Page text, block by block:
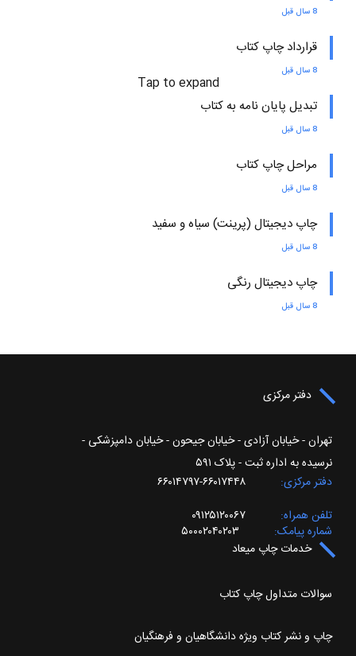
Tap to expand
8 سال قبل
قرارداد چاپ کتاب
8 سال قبل
تبدیل پایان نامه به کتاب
8 سال قبل
مراحل چاپ کتاب
8 سال قبل
چاپ دیجیتال (پرینت) سیاه و سفید
8 سال قبل
چاپ دیجیتال رنگی
8 سال قبل
دفتر مرکزی
تهران - خیابان آزادی - خیابان جیحون - خیابان دامپزشکی -
نرسیده به اداره ثبت - پلاک ۵۹۱
دفتر مرکزی
۶۶۰۱۷۴۴۸-۶۶۰۱۴۷۹۷
تلفن همراه
۰۹۱۲۵۱۲۰۰۶۷
شماره پیامک
۵۰۰۰۲۰۴۰۲۰۳
خدمات چاپ میعاد
سوالات متداول چاپ کتاب
چاپ و نشر کتاب ویژه دانشگاهیان و فرهنگیان